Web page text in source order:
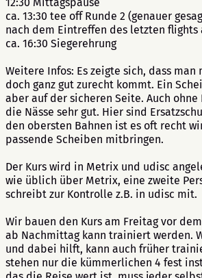
ca. 13:30 tee off Runde 2 (genauer
nach dem Eintreffen des letzten flights
ca. 16:30 Siegerehrung
Weitere Infos: Es zeigte sich, dass
doch ganz gut zurecht kommt. Ein
aber auf der sicheren Seite. Auch ohne
die Nässe sehr gut. Hier sind
den obersten Bahnen ist es oft recht
passende Scheiben mitbringen.
Der Kurs wird in Metrix und udisc
wie üblich über Metrix, eine zweite
schreibt zur Kontrolle z.B. in udisc mit.
Wir bauen den Kurs am Freitag vor
ab Nachmittag kann trainiert werden.
und dabei hilft, kann auch früher
stehen nur die kümmerlichen 4 fest